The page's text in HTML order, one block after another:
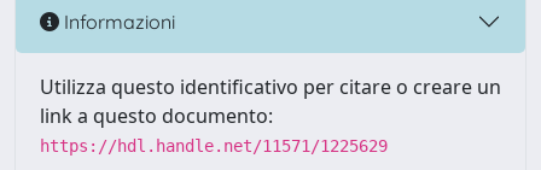
Informazioni
Utilizza questo identificativo per citare o creare un
link a questo documento:
https://hdl.handle.net/11571/1225629